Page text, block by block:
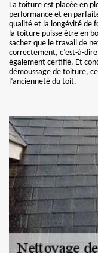
La toiture est placée en
performance et en
qualité et la longévité de
la toiture puisse être en
sachez que le travail de
correctement, c’est-à-
également certifié. Et
démoussage de toiture,
l’ancienneté du toit.